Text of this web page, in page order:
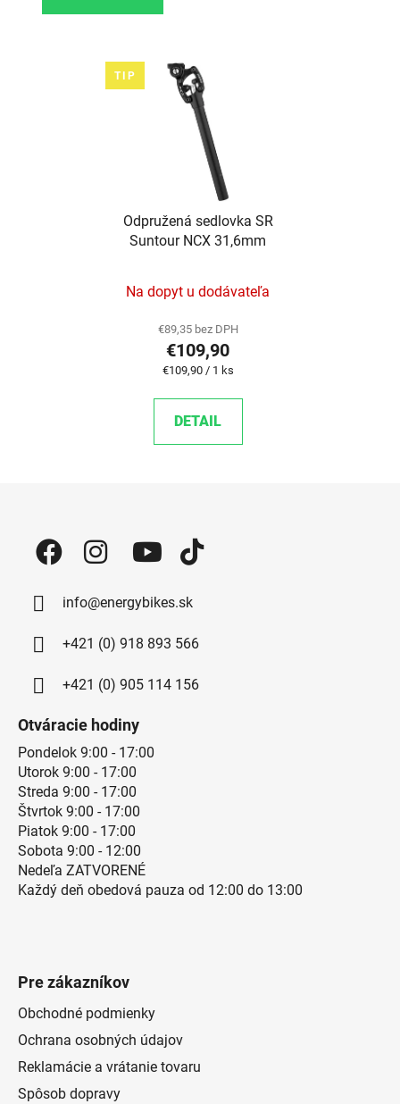
TIP
Odpružená sedlovka SR
Suntour NCX 31,6mm
Na dopyt u dodávateľa
€89,35 bez DPH
€109,90
Jednotková cena:
€109,90 / 1 ks
DETAIL
info@energybikes.sk
+421 (0) 918 893 566
+421 (0) 905 114 156
Otváracie hodiny
Pondelok 9:00 - 17:00
Utorok 9:00 - 17:00
Streda 9:00 - 17:00
Štvrtok 9:00 - 17:00
Piatok 9:00 - 17:00
Sobota 9:00 - 12:00
Nedeľa ZATVORENÉ
Každý deň obedová pauza od 12:00 do 13:00
Pre zákazníkov
Obchodné podmienky
Ochrana osobných údajov
Reklamácie a vrátanie tovaru
Spôsob dopravy